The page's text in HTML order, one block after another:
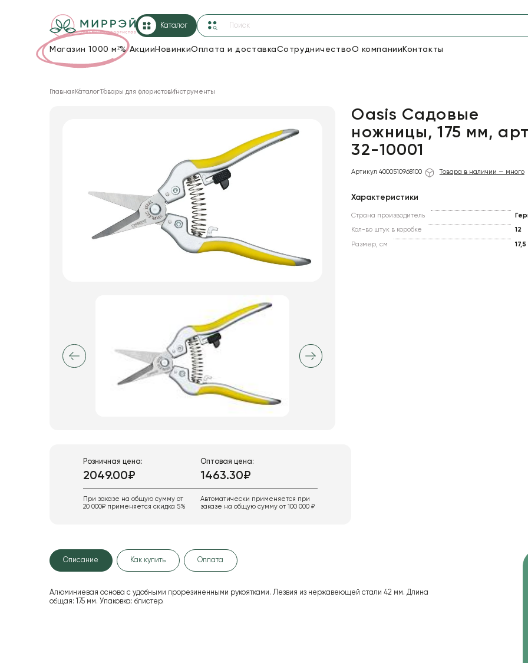
Каталог
Магазин 1000 м²%Акции НовинкиОплата и доставкаСотрудничествоО компании Контакты
Пленка
18
Сухоцветы
Декоративные вазы, кашпо
Фоамиран
Главная КаталогТовары для флористовИнструменты
Oasis Садовые
ножницы, 175 мм,
32-10001
Артикул 4000510968100 Товара в наличии — много
Характеристики
Страна производитель
Кол-во штук в коробке 12
Размер, см 17,5
Розничная цена:
2049.00₽
При заказе на общую сумму от
20 000₽ применяется скидка 5%
Оптовая цена:
1463.30₽
Автоматически применяется при
заказе на общую сумму от 100 000 ₽
Описание Как купить Оплата
Алюминиевая основа с удобными прорезиненными рукоятками. Лезвия из нержавеющей стали 42 мм. Длина
общая: 175 мм. Упаковка: блистер.